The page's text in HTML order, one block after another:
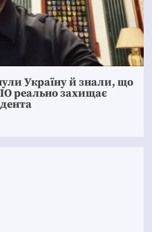
Україну й знали, що
реально захищає